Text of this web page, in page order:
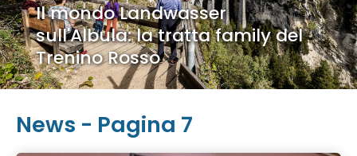
Il mondo Landwasser
sull'Albula: la tratta family del
Trenino Rosso
News - Pagina 7